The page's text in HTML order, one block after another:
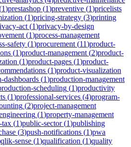
1)prestashop (1)preventive (1)pricelists
(1)pricing-strategy (3)printing
act (1)privacy-by-design
(1)process-management
safety (1)procurement (11)product-
(1)product-management (2)product-
(1)product-pages (1)product-
(1)product-visualization
dashboards (1)production-management
scheduling (1)productivity
(1)professional-services (4)program-
(2)project-management
(1)property-management
tax (1)public-sector(1)publishing
(3)push-notifications (1)pwa
qlik-sense (1)qualification (1)quality